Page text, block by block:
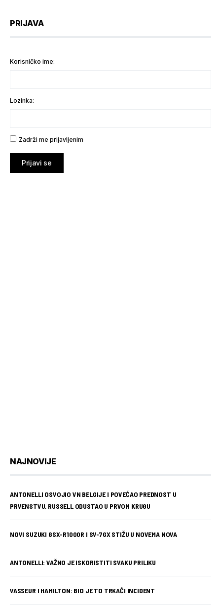
PRIJAVA
Korisničko ime:
Lozinka:
Zadrži me prijavljenim
Prijavi se
NAJNOVIJE
ANTONELLI OSVOJIO VN BELGIJE I POVEĆAO PREDNOST U
PRVENSTVU, RUSSELL ODUSTAO U PRVOM KRUGU
NOVI SUZUKI GSX-R1000R I SV-7GX STIŽU U NOVEMA NOVA
ANTONELLI: VAŽNO JE ISKORISTITI SVAKU PRILIKU
VASSEUR I HAMILTON: BIO JE TO TRKAĆI INCIDENT